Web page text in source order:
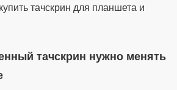
тачскрин для планшета и
тачскрин нужно менять